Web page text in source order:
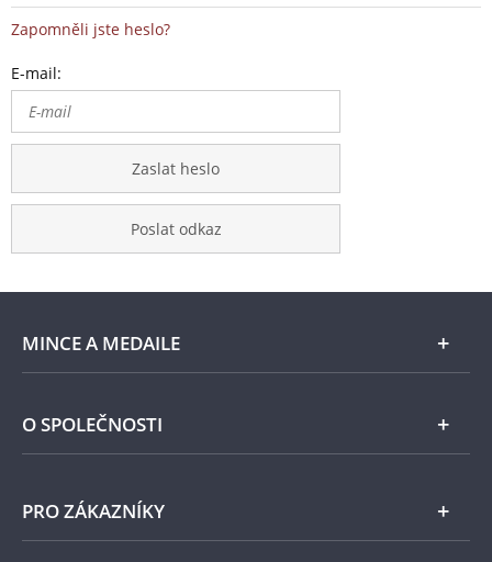
Zapomněli jste heslo?
E-mail:
Zaslat heslo
Poslat odkaz
MINCE A MEDAILE
E-shop
Stříbro
O SPOLEČNOSTI
Národní Pokladnice
PRO ZÁKAZNÍKY